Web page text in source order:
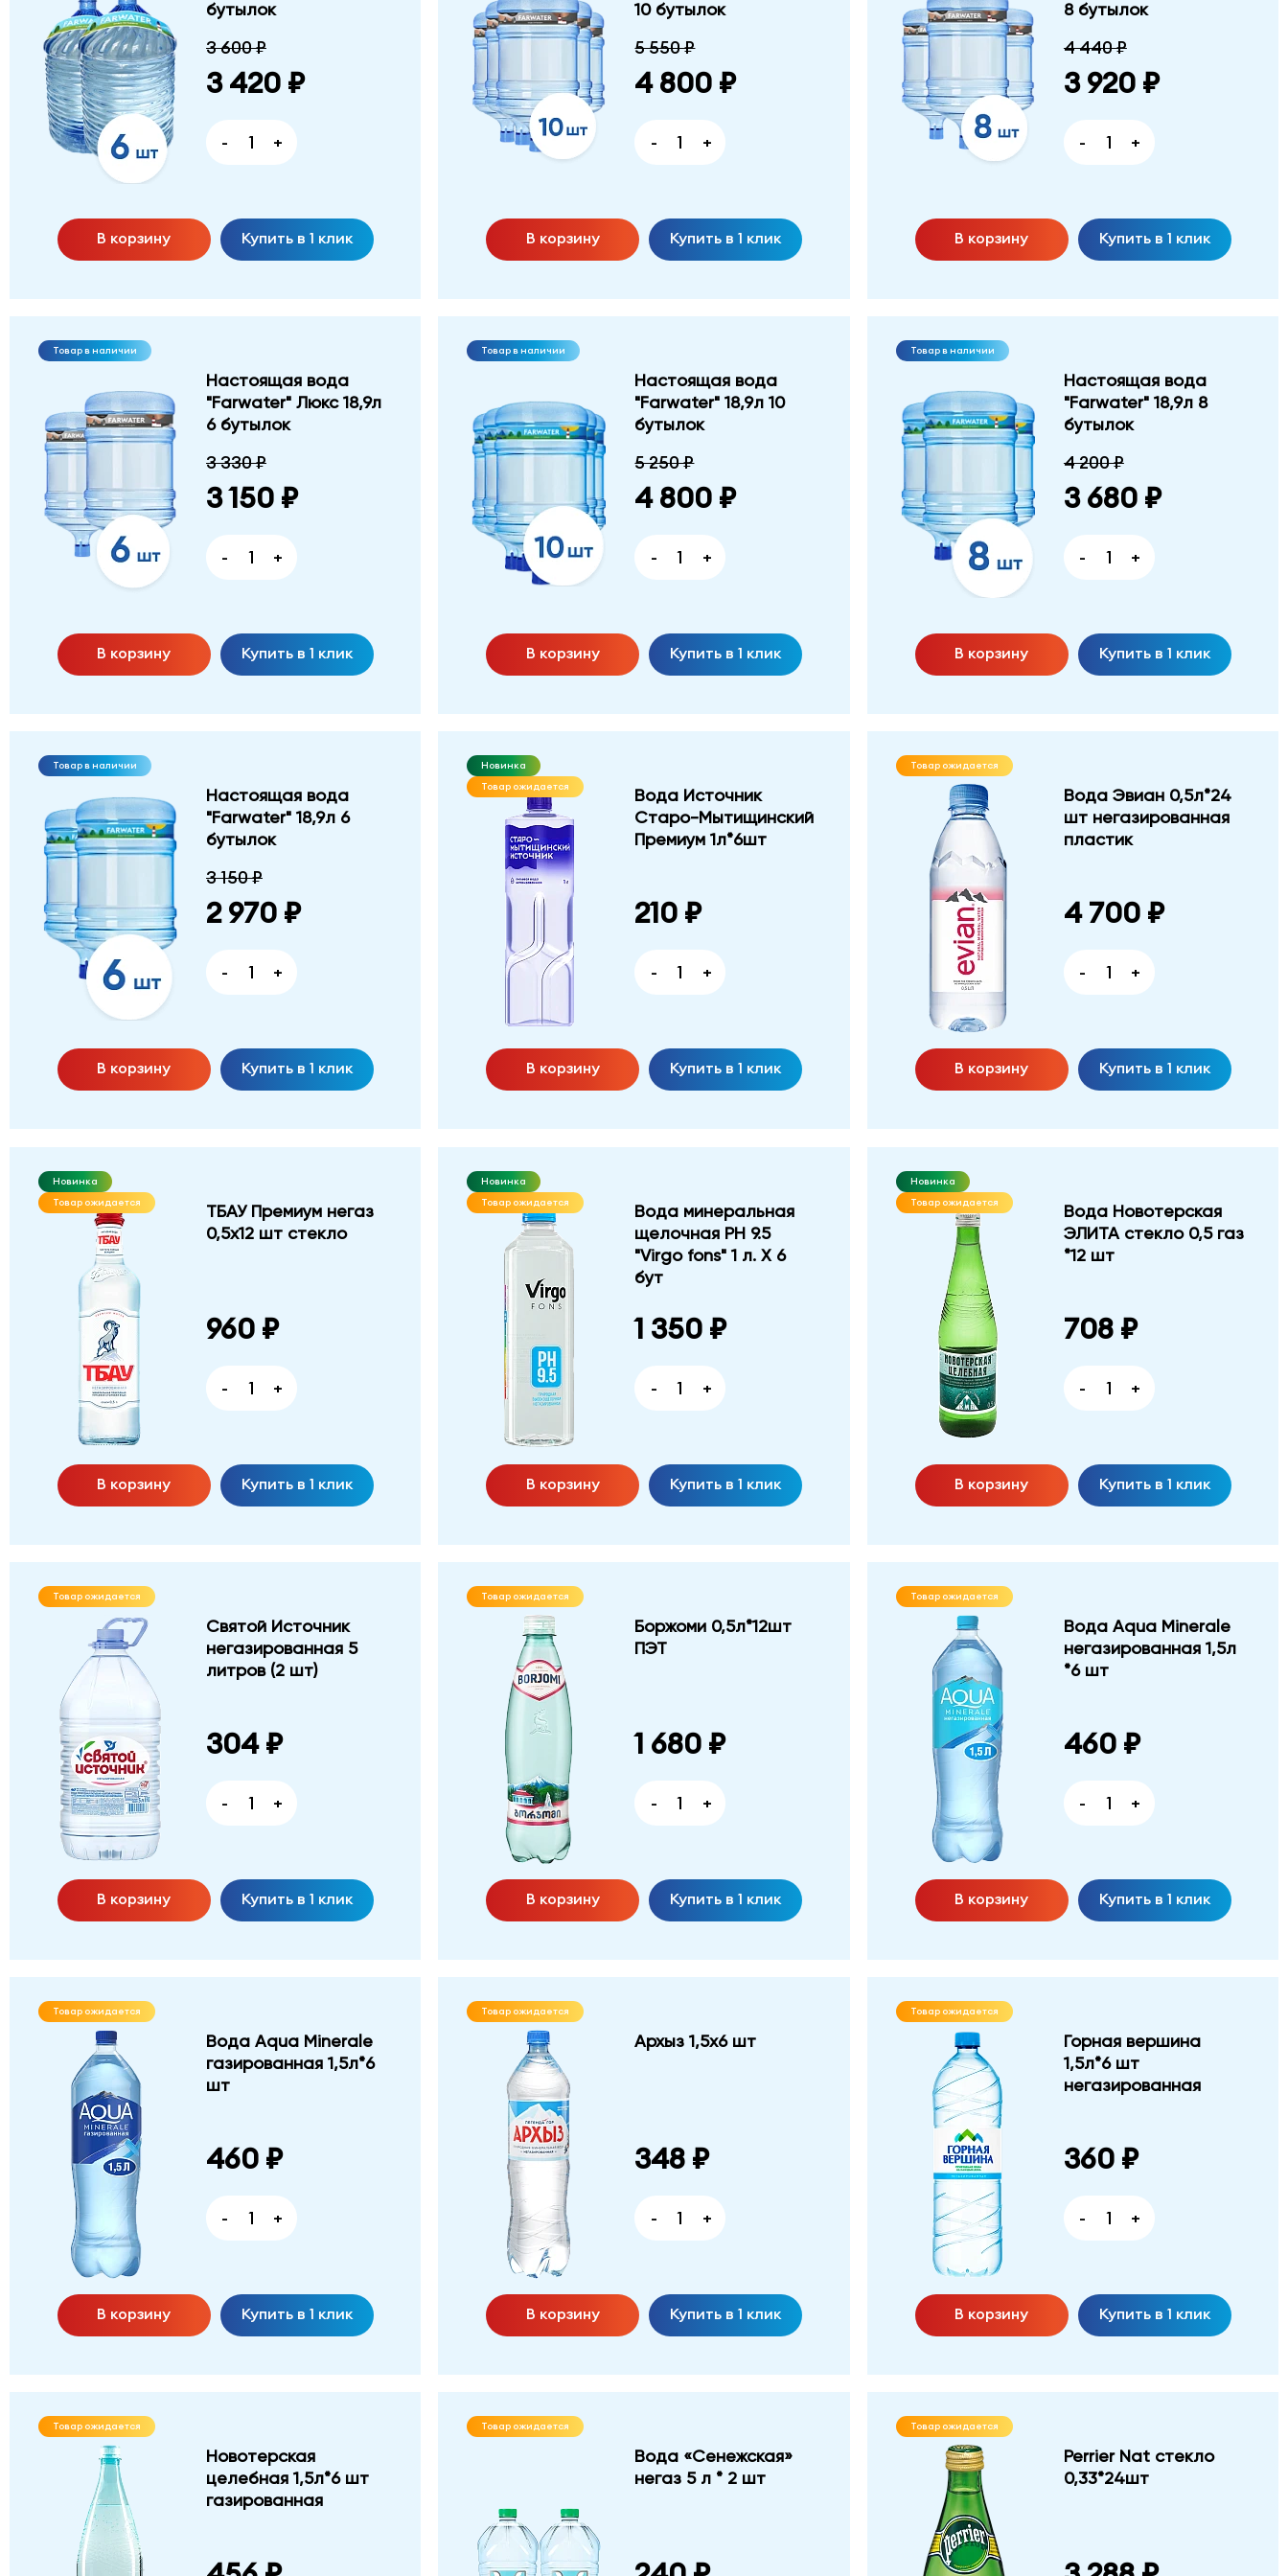
бутылок
3 600 ₽
3 420 ₽
- +
В корзину Купить в 1 клик
10 бутылок
5 550 ₽
4 800 ₽
- +
В корзину Купить в 1 клик
8 бутылок
4 440 ₽
3 920 ₽
- +
В корзину Купить в 1 клик
Товар в наличии
Настоящая вода
"Farwater" Люкс 18,9л
6 бутылок
3 330 ₽
3 150 ₽
- +
В корзину Купить в 1 клик
Товар в наличии
Настоящая вода
"Farwater" 18,9л 10
бутылок
5 250 ₽
4 800 ₽
- +
В корзину Купить в 1 клик
Товар в наличии
Настоящая вода
"Farwater" 18,9л 8
бутылок
4 200 ₽
3 680 ₽
- +
В корзину Купить в 1 клик
Товар в наличии
Настоящая вода
"Farwater" 18,9л 6
бутылок
3 150 ₽
2 970 ₽
- +
В корзину Купить в 1 клик
Новинка
Товар ожидается
Вода Источник
Старо-Мытищинский
Премиум 1л*6шт
210 ₽
- +
В корзину Купить в 1 клик
Товар ожидается
Вода Эвиан 0,5л*24
шт негазированная
пластик
4 700 ₽
- +
В корзину Купить в 1 клик
Новинка
Товар ожидается
ТБАУ Премиум негаз
0,5х12 шт стекло
960 ₽
- +
В корзину Купить в 1 клик
Новинка
Товар ожидается
Вода минеральная
щелочная PH 9.5
"Virgo fons" 1 л. Х 6
бут
1 350 ₽
- +
В корзину Купить в 1 клик
Новинка
Товар ожидается
Вода Новотерская
ЭЛИТА стекло 0,5 газ
*12 шт
708 ₽
- +
В корзину Купить в 1 клик
Товар ожидается
Святой Источник
негазированная 5
литров (2 шт)
304 ₽
- +
В корзину Купить в 1 клик
Товар ожидается
Боржоми 0,5л*12шт
ПЭТ
1 680 ₽
- +
В корзину Купить в 1 клик
Товар ожидается
Вода Aqua Minerale
негазированная 1,5л
*6 шт
460 ₽
- +
В корзину Купить в 1 клик
Товар ожидается
Вода Aqua Minerale
газированная 1,5л*6
шт
460 ₽
- +
В корзину Купить в 1 клик
Товар ожидается
Архыз 1,5х6 шт
348 ₽
- +
В корзину Купить в 1 клик
Товар ожидается
Горная вершина
1,5л*6 шт
негазированная
360 ₽
- +
В корзину Купить в 1 клик
Товар ожидается
Новотерская
целебная 1,5л*6 шт
газированная
Товар ожидается
Вода «Сенежская»
негаз 5 л * 2 шт
Товар ожидается
Perrier Nat стекло
0,33*24шт